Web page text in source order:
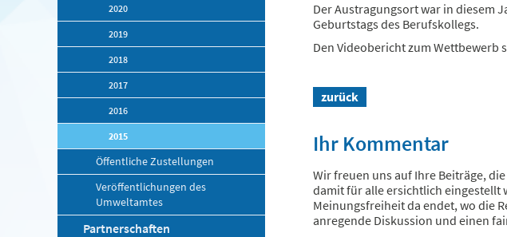
2020
2019
2018
2017
2016
2015
Öffentliche Zustellungen
Veröffentlichungen des
Umweltamtes
Partnerschaften
Der Austragungsort war in diesem
Geburtstags des Berufskollegs.
Den Videobericht zum Wettbewerb
zurück
Ihr Kommentar
Wir freuen uns auf Ihre Beiträge,
damit für alle ersichtlich eingestellt
Meinungsfreiheit da endet, wo die
anregende Diskussion und einen